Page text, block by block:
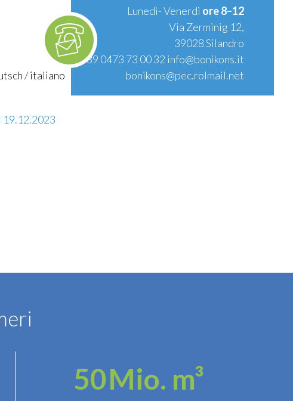
Lunedì- Venerdì ore 8–12
Via Zerminig 12,
39028 Silandro
T.+39 0473 73 00 32 info@bonikons.it
bonikons@pec.rolmail.net
/italiano
50Mio. m³